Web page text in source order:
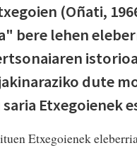
(Oñati,
bere lehen
dute
Etxegoienek
Etxegoienek